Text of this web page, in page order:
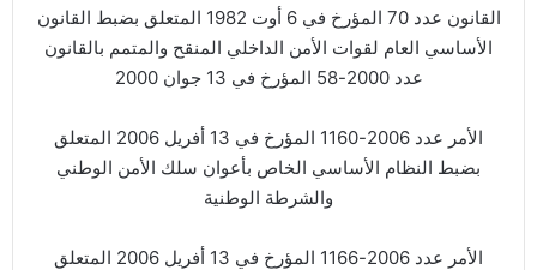
القانون عدد 70 المؤرخ في 6 أوت 1982 المتعلق بضبط القانون
الأساسي العام لقوات الأمن الداخلي المنقح والمتمم بالقانون
عدد 2000-58 المؤرخ في 13 جوان 2000
الأمر عدد 2006-1160 المؤرخ في 13 أفريل 2006 المتعلق
بضبط النظام الأساسي الخاص بأعوان سلك الأمن الوطني
والشرطة الوطنية
الأمر عدد 2006-1166 المؤرخ في 13 أفريل 2006 المتعلق